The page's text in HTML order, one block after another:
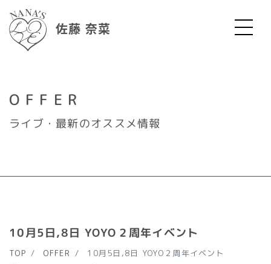
佐藤 奈菜
OFFER
ライブ・最新のオススメ情報
10月5日,8日 YOYO２周年イベント
TOP OFFER
10月5日,8日 YOYO２周年イベント